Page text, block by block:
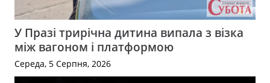
У Празі трирічна дитина випала з візка
між вагоном і платформою
Середа, 5 Серпня, 2026